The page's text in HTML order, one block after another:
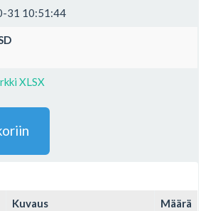
31 10:51:44
XLSX
Kuvaus Määrä